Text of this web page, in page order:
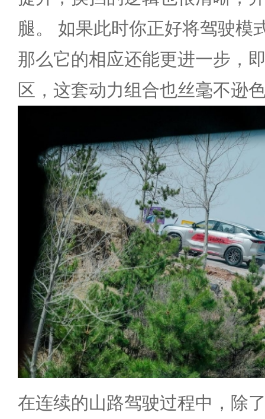
腿。 如果此时你正好将驾驶模
那么它的相应还能更进一步，
区，这套动力组合也丝毫不逊
在连续的山路驾驶过程中，除